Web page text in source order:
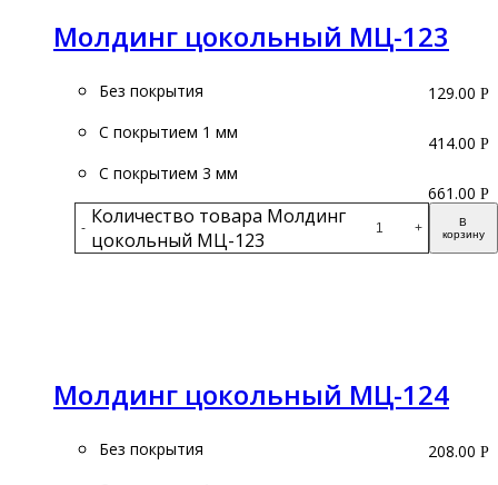
Молдинг цокольный МЦ-123
Без покрытия
С покрытием 1 мм
С покрытием 3 мм
- Количество товара Молдинг
цокольный МЦ-123
+
В
корзину
129.00 Р
414.00 Р
661.00 Р
Молдинг цокольный МЦ-124
Без покрытия
208.00 Р